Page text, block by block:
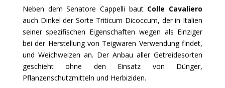
Neben dem Senatore Cappelli baut Colle Cavaliero
auch Dinkel der Sorte Triticum Dicoccum, der in Italien
seiner spezifischen Eigenschaften wegen als Einziger
bei der Herstellung von Teigwaren Verwendung findet,
und Weichweizen an. Der Anbau aller Getreidesorten
geschieht ohne den Einsatz von Dünger,
Pflanzenschutzmitteln und Herbiziden.